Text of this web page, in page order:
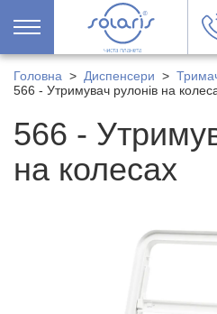
Головна > Диспенсери >
566 - Утримувач рулонів на
566 -
на колесах